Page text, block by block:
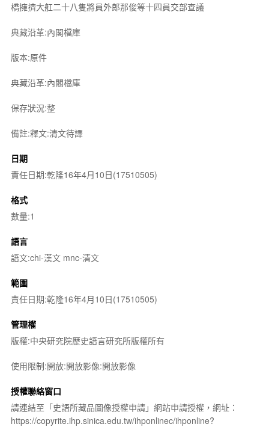
橋擁擠大舡二十八隻將員外郎那俊等十四員交部查議
典藏沿革:內閣檔庫
版本:原件
典藏沿革:內閣檔庫
保存狀況:整
備註:釋文:清文待譯
日期
責任日期:乾隆16年4月10日(17510505)
格式
數量:1
語言
語文:chi-漢文 mnc-清文
範圍
責任日期:乾隆16年4月10日(17510505)
管理權
版權:中央研究院歷史語言研究所版權所有
使用限制:開放:開放影像:開放影像
授權聯絡窗口
請連結至「史語所藏品圖像授權申請」網站申請授權，網址：
https://copyrite.ihp.sinica.edu.tw/ihponlinec/ihponline?